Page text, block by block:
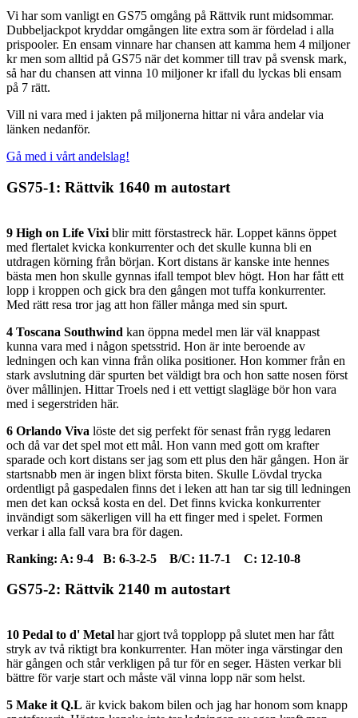
Vi har som vanligt en GS75 omgång på Rättvik runt midsommar.
Dubbeljackpot kryddar omgången lite extra som är fördelad i alla
prispooler. En ensam vinnare har chansen att kamma hem 4 miljoner
kr men som alltid på GS75 när det kommer till trav på svensk mark,
så har du chansen att vinna 10 miljoner kr ifall du lyckas bli ensam
på 7 rätt.
Vill ni vara med i jakten på miljonerna hittar ni våra andelar via
länken nedanför.
Gå med i vårt andelslag!
GS75-1: Rättvik 1640 m autostart
9 High on Life Vixi blir mitt förstastreck här. Loppet känns öppet
med flertalet kvicka konkurrenter och det skulle kunna bli en
utdragen körning från början. Kort distans är kanske inte hennes
bästa men hon skulle gynnas ifall tempot blev högt. Hon har fått ett
lopp i kroppen och gick bra den gången mot tuffa konkurrenter.
Med rätt resa tror jag att hon fäller många med sin spurt.
4 Toscana Southwind kan öppna medel men lär väl knappast
kunna vara med i någon spetsstrid. Hon är inte beroende av
ledningen och kan vinna från olika positioner. Hon kommer från en
stark avslutning där spurten bet väldigt bra och hon satte nosen först
över mållinjen. Hittar Troels ned i ett vettigt slagläge bör hon vara
med i segerstriden här.
6 Orlando Viva löste det sig perfekt för senast från rygg ledaren
och då var det spel mot ett mål. Hon vann med gott om krafter
sparade och kort distans ser jag som ett plus den här gången. Hon är
startsnabb men är ingen blixt första biten. Skulle Lövdal trycka
ordentligt på gaspedalen finns det i leken att han tar sig till ledningen
men det kan också kosta en del. Det finns kvicka konkurrenter
invändigt som säkerligen vill ha ett finger med i spelet. Formen
verkar i alla fall vara bra för dagen.
Ranking: A: 9-4 B: 6-3-2-5 B/C: 11-7-1 C: 12-10-8
GS75-2: Rättvik 2140 m autostart
10 Pedal to d' Metal har gjort två topplopp på slutet men har fått
stryk av två riktigt bra konkurrenter. Han möter inga värstingar den
här gången och står verkligen på tur för en seger. Hästen verkar bli
bättre för varje start och måste väl vinna lopp när som helst.
5 Make it Q.L är kvick bakom bilen och jag har honom som knapp